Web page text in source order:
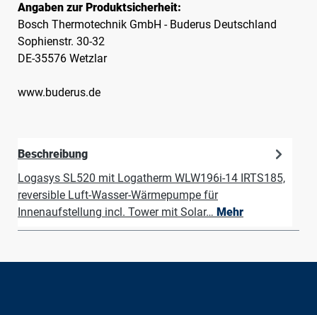
Angaben zur Produktsicherheit:
Bosch Thermotechnik GmbH - Buderus Deutschland
Sophienstr. 30-32
DE-35576 Wetzlar
www.buderus.de
Beschreibung
Logasys SL520 mit Logatherm WLW196i-14 IRTS185,
reversible Luft-Wasser-Wärmepumpe für
Innenaufstellung incl. Tower mit Solar… Mehr